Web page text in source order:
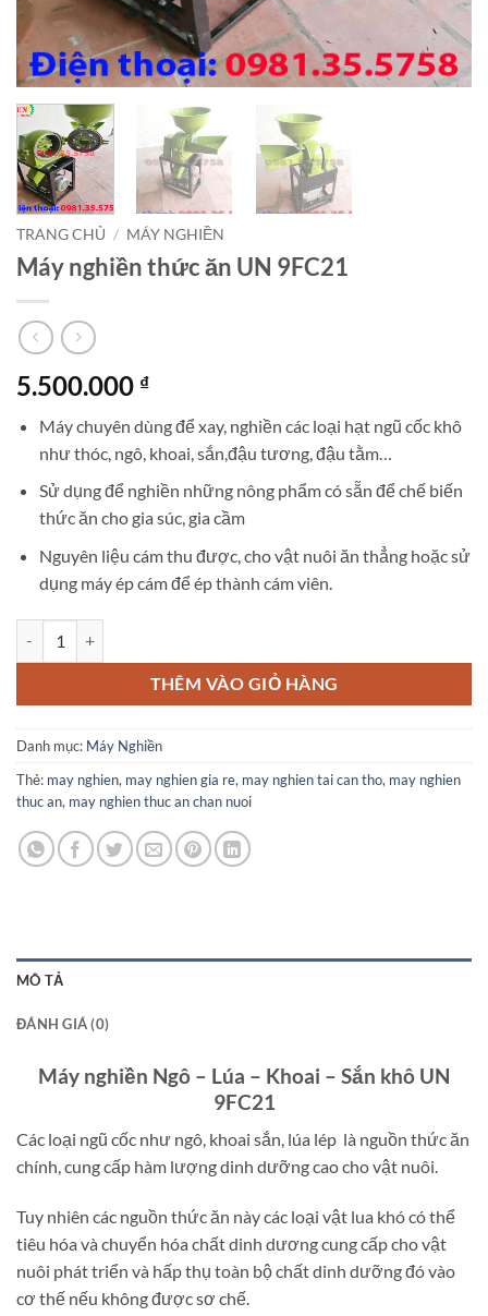
TRANG CHỦ / MÁY NGHIỀN
Máy nghiền thức ăn UN 9FC21
5.500.000 ₫
Máy chuyên dùng để xay, nghiền các loại hạt ngũ cốc khô
như thóc, ngô, khoai, sắn,đậu tương, đậu tằm…
Sử dụng để nghiền những nông phẩm có sẵn để chế biến
thức ăn cho gia súc, gia cầm
Nguyên liệu cám thu được, cho vật nuôi ăn thẳng hoặc sử
dụng máy ép cám để ép thành cám viên.
THÊM VÀO GIỎ HÀNG
Danh mục: Máy Nghiền
Thẻ: may nghien, may nghien gia re, may nghien tai can tho, may nghien
thuc an, may nghien thuc an chan nuoi
MÔ TẢ
ĐÁNH GIÁ (0)
Máy nghiền Ngô – Lúa – Khoai – Sắn khô UN
9FC21
Các loại ngũ cốc như ngô, khoai sắn, lúa lép là nguồn thức ăn
chính, cung cấp hàm lượng dinh dưỡng cao cho vật nuôi.
Tuy nhiên các nguồn thức ăn này các loại vật lua khó có thể
tiêu hóa và chuyển hóa chất dinh dương cung cấp cho vật
nuôi phát triển và hấp thụ toàn bộ chất dinh dưỡng đó vào
cơ thế nếu không được sơ chế.